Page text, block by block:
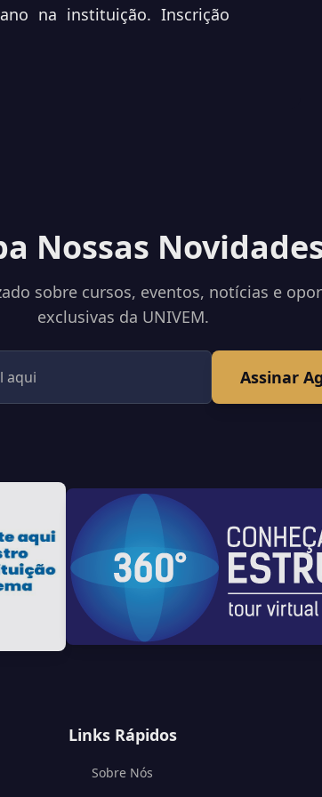
na instituição. Inscrição
Nossas
sobre cursos, eventos, notícias e
exclusivas da UNIVEM.
Assinar
Links Rápidos
Sobre Nós